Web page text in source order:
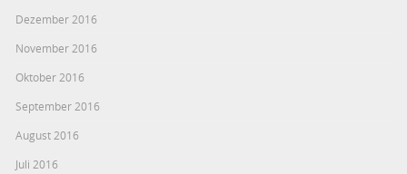
Dezember 2016
November 2016
Oktober 2016
September 2016
August 2016
Juli 2016